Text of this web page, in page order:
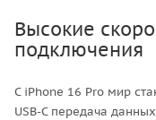
Высокие
подключения
С iPhone 16 Pro мир
USB-C передача